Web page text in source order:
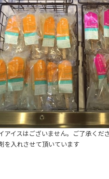
アイスはございません。ご了承くだ
を入れさせて頂いています